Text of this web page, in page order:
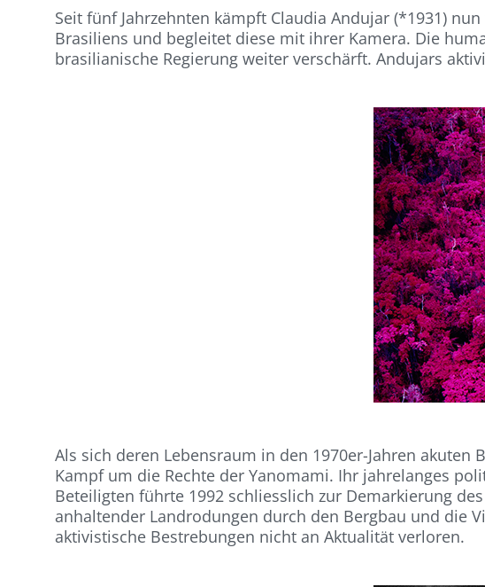
Seit fünf Jahrzehnten kämpft Claudia Andujar (*1931)
Brasiliens und begleitet diese mit ihrer Kamera. Die
brasilianische Regierung weiter verschärft. Andujars
Als sich deren Lebensraum in den 1970er-Jahren
Kampf um die Rechte der Yanomami. Ihr jahrelanges
Beteiligten führte 1992 schliesslich zur Demarkierung
anhaltender Landrodungen durch den Bergbau und die
aktivistische Bestrebungen nicht an Aktualität verloren.